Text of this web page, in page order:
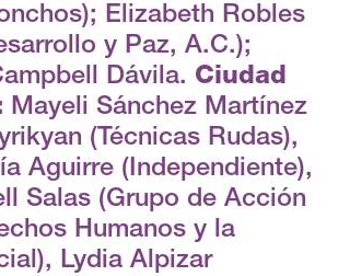
Elizabeth Robles
y Paz, A.C.);
Dávila. Ciudad
Mayeli Sánchez Martínez
(Técnicas Rudas),
Aguirre (Independiente),
Salas (Grupo de Acción
Humanos y la
Lydia Alpizar